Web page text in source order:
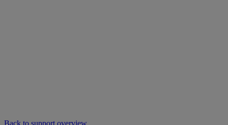
Back to support overview